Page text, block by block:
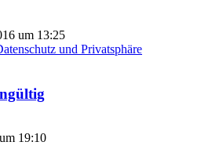
um 13:25
und Privatsphäre
19:10